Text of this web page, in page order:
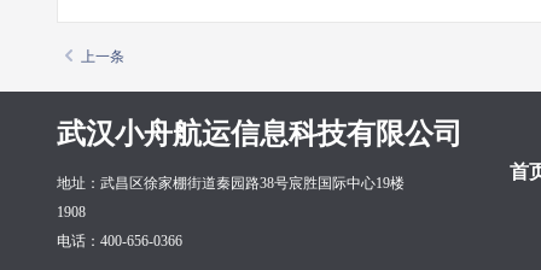
上一条
武汉小舟航运信息科技有限公司
首
地址：武昌区徐家棚街道秦园路38号宸胜国际中心19楼
1908
电话：400-656-0366